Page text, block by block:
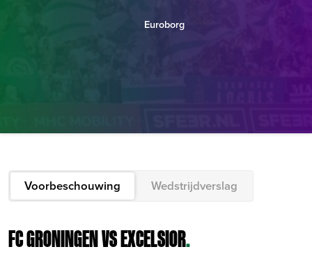
Euroborg
Voorbeschouwing Wedstrijdverslag
FC GRONINGEN VS EXCELSIOR.